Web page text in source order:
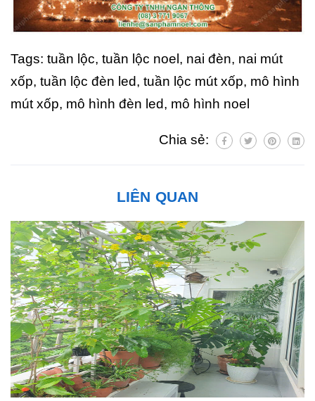
Tags: tuần lộc, tuần lộc noel, nai đèn, nai mút
xốp, tuần lộc đèn led, tuần lộc mút xốp, mô hình
mút xốp, mô hình đèn led, mô hình noel
Chia sẻ:
LIÊN QUAN